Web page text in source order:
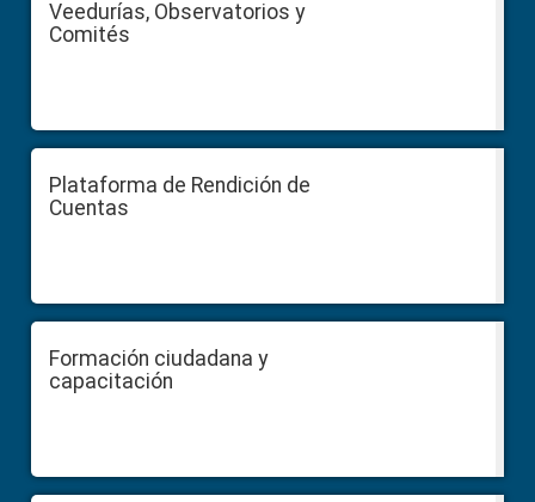
Veedurías, Observatorios y
Comités
Plataforma de Rendición de
Cuentas
Formación ciudadana y
capacitación